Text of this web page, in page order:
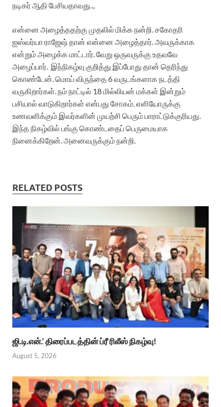
நடிகர் ஆதி பேசியதாவது..,
என்னை அழைத்ததற்கு முதலில் மிக்க நன்றி. சகோதரி
ஐஸ்வர்யா ராஜேஷ் தான் என்னை அழைத்தார். அவருக்காக
என்றும் அழைக்க மாட்டார். வேறு ஒருவருக்கு உதவவே
அழைப்பார். இந்நிகழ்வு குறித்து இப்போது தான் தெரிந்து
கொண்டேன். மொய் விருந்தை 6 வருடங்களாக நடத்தி
வருகிறார்கள். நம் நாட்டில் 18 மில்லியன் மக்கள் இன்றும்
பசியால் வாடுகிறார்கள் என்பது சோகம். எளியோருக்கு
உணவளிக்கும் இவர்களின் முயற்சி பெரும் பாராட்டுக்குரியது.
இந்த நிகழ்வில் பங்கு கொண்டதைப் பெருமையாக
நினைக்கிறேன். அனைவருக்கும் நன்றி.
RELATED POSTS
ஜி.டி.என்.’ திரைப்படத்தின் ப்ரீ ரிலீஸ் நிகழ்வு!
August 5, 2026